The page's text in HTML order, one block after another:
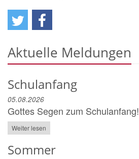
Aktuelle Meldungen
Schulanfang
05.08.2026
Gottes Segen zum Schulanfang!
Weiter lesen
Sommer